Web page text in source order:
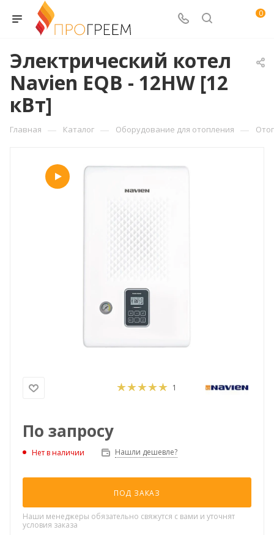
0
Электрический котел
Navien EQB - 12HW [12
кВт]
Главная — Каталог — Оборудование для отопления —
1
По запросу
Нет в наличии Нашли дешевле?
ПОД ЗАКАЗ
Наши менеджеры обязательно свяжутся с вами и уточнят
условия заказа